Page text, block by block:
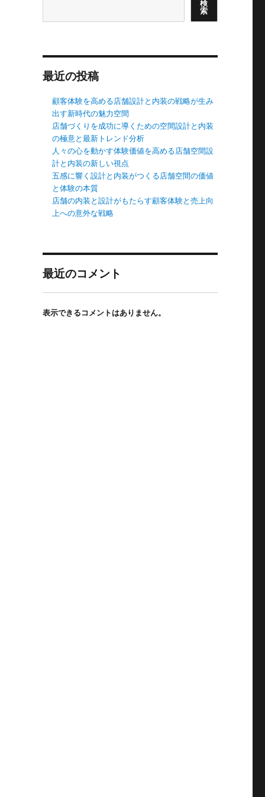
力空間” の
検
索
最近の投稿
顧客体験を高める店舗設計と内装の戦略が生み
出す新時代の魅力空間
店舗づくりを成功に導くための空間設計と内装
の極意と最新トレンド分析
人々の心を動かす体験価値を高める店舗空間設
計と内装の新しい視点
五感に響く設計と内装がつくる店舗空間の価値
と体験の本質
店舗の内装と設計がもたらす顧客体験と売上向
上への意外な戦略
最近のコメント
表示できるコメントはありません。